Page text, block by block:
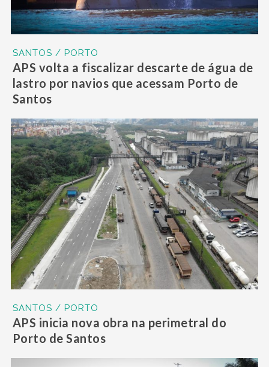
SANTOS / PORTO
APS volta a fiscalizar descarte de água de
lastro por navios que acessam Porto de
Santos
SANTOS / PORTO
APS inicia nova obra na perimetral do
Porto de Santos